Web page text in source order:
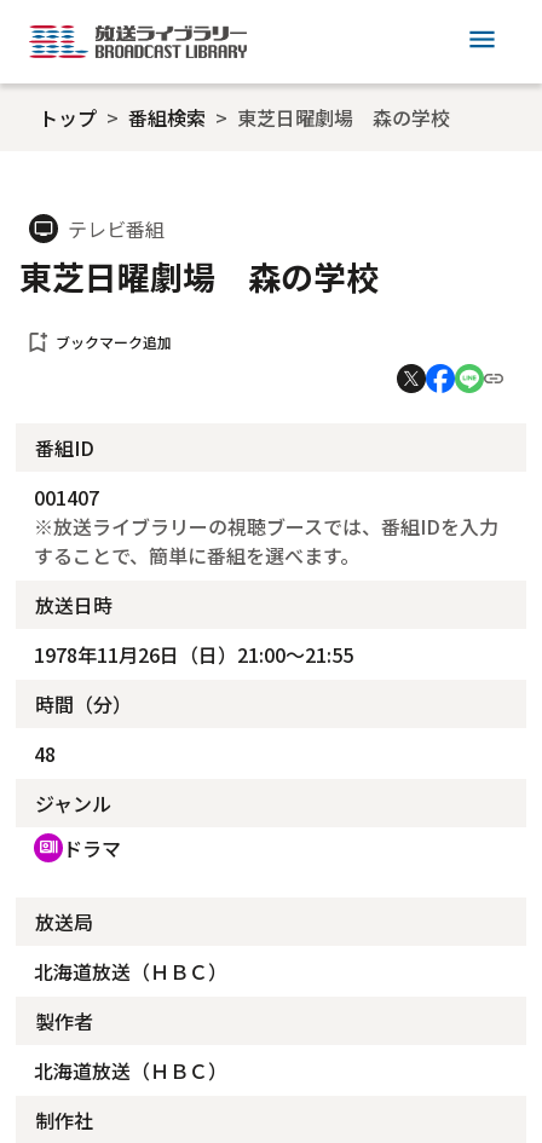
menu
トップ 番組検索 東芝日曜劇場 森の学校
tv テレビ番組
東芝日曜劇場 森の学校
bookmark_add ブックマーク追加
番組ID
001407
※放送ライブラリーの視聴ブースでは、番組IDを入力
することで、簡単に番組を選べます。
放送日時
1978年11月26日（日）21:00～21:55
時間（分）
48
ジャンル
recent_actors ドラマ
放送局
北海道放送（ＨＢＣ）
製作者
北海道放送（ＨＢＣ）
制作社